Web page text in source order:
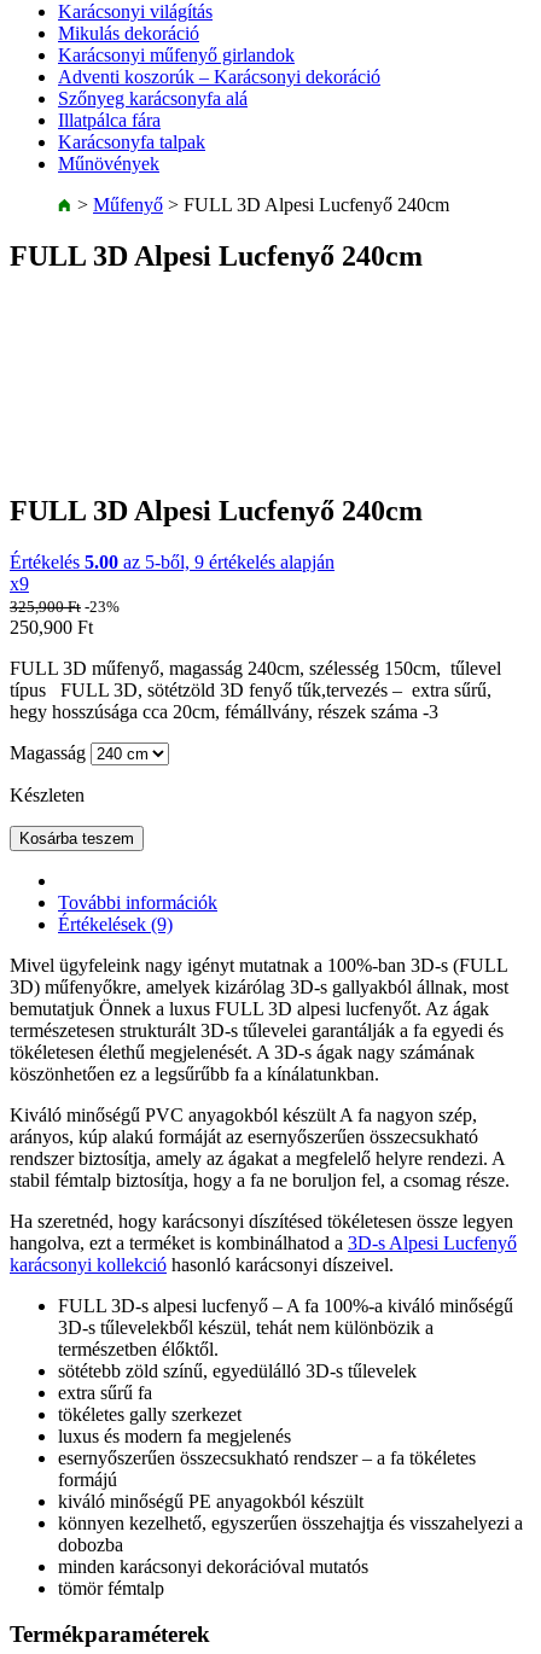
Karácsonyi világítás
Mikulás dekoráció
Karácsonyi műfenyő girlandok
Adventi koszorúk – Karácsonyi dekoráció
Szőnyeg karácsonyfa alá
Illatpálca fára
Karácsonyfa talpak
Műnövények
> Műfenyő > FULL 3D Alpesi Lucfenyő 240cm
FULL 3D Alpesi Lucfenyő 240cm
FULL 3D Alpesi Lucfenyő 240cm
Értékelés 5.00 az 5-ből, 9 értékelés alapján
x9
325,900Ft -23%
250,900 Ft
FULL 3D műfenyő, magasság 240cm, szélesség 150cm, tűlevel
típus FULL 3D, sötétzöld 3D fenyő tűk,tervezés – extra sűrű,
hegy hosszúsága cca 20cm, fémállvány, részek száma -3
Magasság
Készleten
Kosárba teszem
További információk
Értékelések (9)
Mivel ügyfeleink nagy igényt mutatnak a 100%-ban 3D-s (FULL
3D) műfenyőkre, amelyek kizárólag 3D-s gallyakból állnak, most
bemutatjuk Önnek a luxus FULL 3D alpesi lucfenyőt. Az ágak
természetesen strukturált 3D-s tűlevelei garantálják a fa egyedi és
tökéletesen élethű megjelenését. A 3D-s ágak nagy számának
köszönhetően ez a legsűrűbb fa a kínálatunkban.
Kiváló minőségű PVC anyagokból készült A fa nagyon szép,
arányos, kúp alakú formáját az esernyőszerűen összecsukható
rendszer biztosítja, amely az ágakat a megfelelő helyre rendezi. A
stabil fémtalp biztosítja, hogy a fa ne boruljon fel, a csomag része.
Ha szeretnéd, hogy karácsonyi díszítésed tökéletesen össze legyen
hangolva, ezt a terméket is kombinálhatod a 3D-s Alpesi Lucfenyő
karácsonyi kollekció hasonló karácsonyi díszeivel.
FULL 3D-s alpesi lucfenyő – A fa 100%-a kiváló minőségű
3D-s tűlevelekből készül, tehát nem különbözik a
természetben élőktől.
sötétebb zöld színű, egyedülálló 3D-s tűlevelek
extra sűrű fa
tökéletes gally szerkezet
luxus és modern fa megjelenés
esernyőszerűen összecsukható rendszer – a fa tökéletes
formájú
kiváló minőségű PE anyagokból készült
könnyen kezelhető, egyszerűen összehajtja és visszahelyezi a
dobozba
minden karácsonyi dekorációval mutatós
tömör fémtalp
Termékparaméterek